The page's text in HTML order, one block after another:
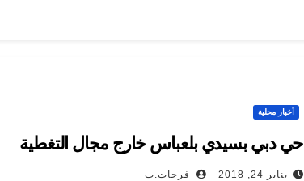
أخبار محلية
حي دبي بسيدي بلعباس خارج مجال التغطية
يناير 24, 2018 فرحات.ب